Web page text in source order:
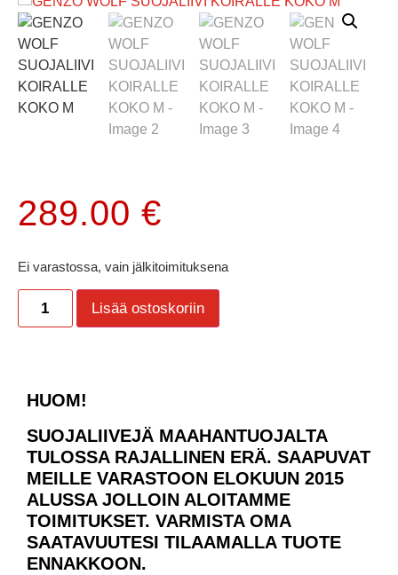
289.00 €
Ei varastossa, vain jälkitoimituksena
Lisää ostoskoriin
HUOM!
SUOJALIIVEJÄ MAAHANTUOJALTA
TULOSSA RAJALLINEN ERÄ. SAAPUVAT
MEILLE VARASTOON ELOKUUN 2015
ALUSSA JOLLOIN ALOITAMME
TOIMITUKSET. VARMISTA OMA
SAATAVUUTESI TILAAMALLA TUOTE
ENNAKKOON.